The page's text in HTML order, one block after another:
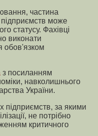
частина
підприємств може
статусу. Фахівці
виконати
обов'язком
з посиланням
навколишнього
України.
підприємств, за якими
не потрібно
критичного